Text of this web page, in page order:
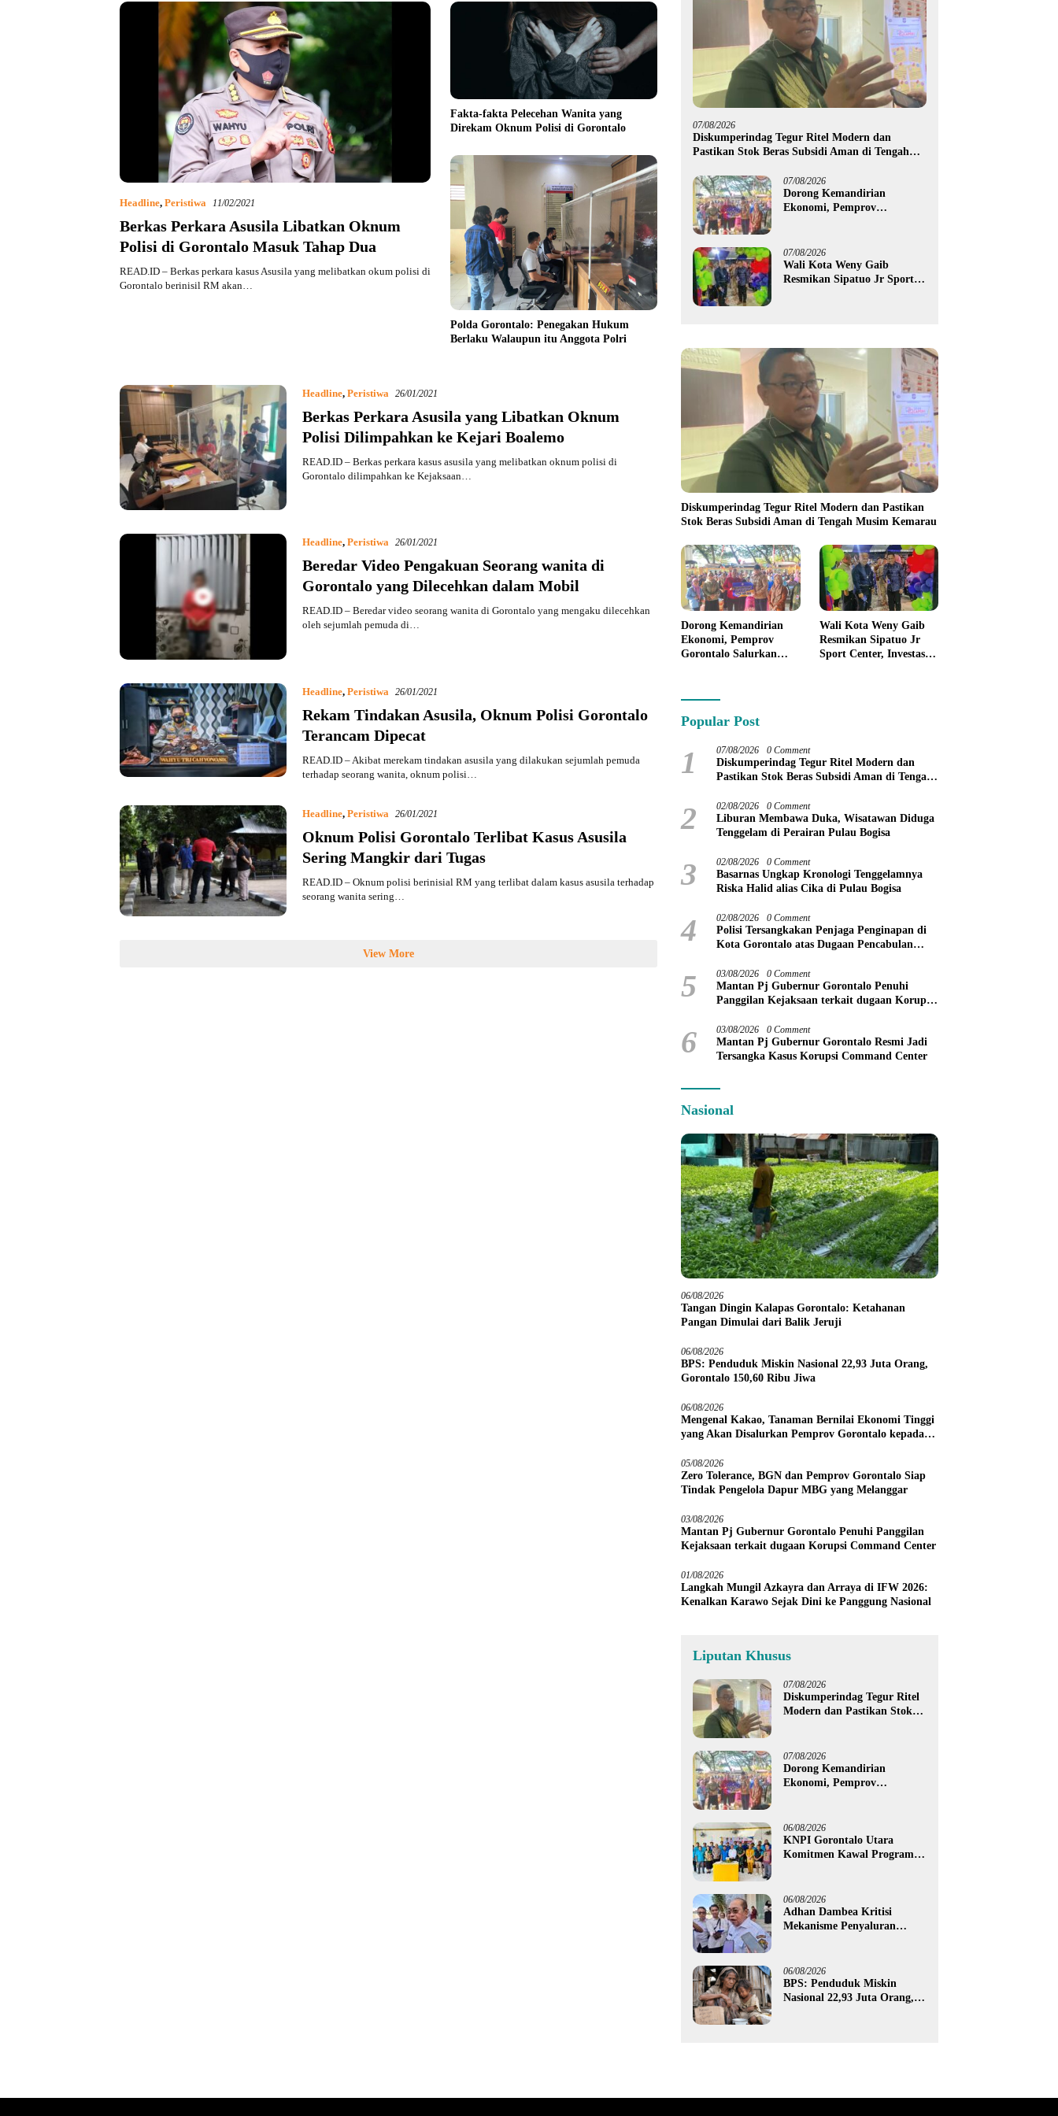
Headline, Peristiwa 11/02/2021
Berkas Perkara Asusila Libatkan Oknum
Polisi di Gorontalo Masuk Tahap Dua
READ.ID – Berkas perkara kasus Asusila yang melibatkan okum polisi di
Gorontalo berinisil RM akan…
Fakta-fakta Pelecehan Wanita yang
Direkam Oknum Polisi di Gorontalo
Polda Gorontalo: Penegakan Hukum
Berlaku Walaupun itu Anggota Polri
Headline, Peristiwa 26/01/2021
Berkas Perkara Asusila yang Libatkan Oknum
Polisi Dilimpahkan ke Kejari Boalemo
READ.ID – Berkas perkara kasus asusila yang melibatkan oknum polisi di
Gorontalo dilimpahkan ke Kejaksaan…
Headline, Peristiwa 26/01/2021
Beredar Video Pengakuan Seorang wanita di
Gorontalo yang Dilecehkan dalam Mobil
READ.ID – Beredar video seorang wanita di Gorontalo yang mengaku dilecehkan
oleh sejumlah pemuda di…
Headline, Peristiwa 26/01/2021
Rekam Tindakan Asusila, Oknum Polisi Gorontalo
Terancam Dipecat
READ.ID – Akibat merekam tindakan asusila yang dilakukan sejumlah pemuda
terhadap seorang wanita, oknum polisi…
Headline, Peristiwa 26/01/2021
Oknum Polisi Gorontalo Terlibat Kasus Asusila
Sering Mangkir dari Tugas
READ.ID – Oknum polisi berinisial RM yang terlibat dalam kasus asusila terhadap
seorang wanita sering…
View More
07/08/2026
Diskumperindag Tegur Ritel Modern dan
Pastikan Stok Beras Subsidi Aman di Tengah
07/08/2026
Dorong Kemandirian
Ekonomi, Pemprov
untuk 395 Pelaku Usaha
07/08/2026
Wali Kota Weny Gaib
Resmikan Sipatuo Jr Sport
Diskumperindag Tegur Ritel Modern dan Pastikan
Stok Beras Subsidi Aman di Tengah Musim Kemarau
Dorong Kemandirian
Ekonomi, Pemprov
Gorontalo Salurkan
Pelaku Usaha
Wali Kota Weny Gaib
Resmikan Sipatuo Jr
Sport Center, Investasi
Popular Post
1 07/08/2026 0 Comment
Diskumperindag Tegur Ritel Modern dan
Pastikan Stok Beras Subsidi Aman di Tengah
2 02/08/2026 0 Comment
Liburan Membawa Duka, Wisatawan Diduga
Tenggelam di Perairan Pulau Bogisa
3 02/08/2026 0 Comment
Basarnas Ungkap Kronologi Tenggelamnya
Riska Halid alias Cika di Pulau Bogisa
4 02/08/2026 0 Comment
Polisi Tersangkakan Penjaga Penginapan di
Kota Gorontalo atas Dugaan Pencabulan
5 03/08/2026 0 Comment
Mantan Pj Gubernur Gorontalo Penuhi
Panggilan Kejaksaan terkait dugaan Korupsi
6 03/08/2026 0 Comment
Mantan Pj Gubernur Gorontalo Resmi Jadi
Tersangka Kasus Korupsi Command Center
Nasional
06/08/2026
Tangan Dingin Kalapas Gorontalo: Ketahanan
Pangan Dimulai dari Balik Jeruji
06/08/2026
BPS: Penduduk Miskin Nasional 22,93 Juta Orang,
Gorontalo 150,60 Ribu Jiwa
06/08/2026
Mengenal Kakao, Tanaman Bernilai Ekonomi Tinggi
yang Akan Disalurkan Pemprov Gorontalo kepada
05/08/2026
Zero Tolerance, BGN dan Pemprov Gorontalo Siap
Tindak Pengelola Dapur MBG yang Melanggar
03/08/2026
Mantan Pj Gubernur Gorontalo Penuhi Panggilan
Kejaksaan terkait dugaan Korupsi Command Center
01/08/2026
Langkah Mungil Azkayra dan Arraya di IFW 2026:
Kenalkan Karawo Sejak Dini ke Panggung Nasional
Liputan Khusus
07/08/2026
Diskumperindag Tegur Ritel
Modern dan Pastikan Stok
07/08/2026
Dorong Kemandirian
Ekonomi, Pemprov
untuk 395 Pelaku Usaha
06/08/2026
KNPI Gorontalo Utara
Komitmen Kawal Program
06/08/2026
Adhan Dambea Kritisi
Mekanisme Penyaluran
06/08/2026
BPS: Penduduk Miskin
Nasional 22,93 Juta Orang,